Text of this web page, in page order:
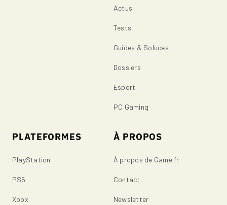
Actus
Tests
Guides & Soluces
Dossiers
Esport
PC Gaming
PLATEFORMES
PlayStation
PS5
Xbox
À PROPOS
À propos de Game.fr
Contact
Newsletter